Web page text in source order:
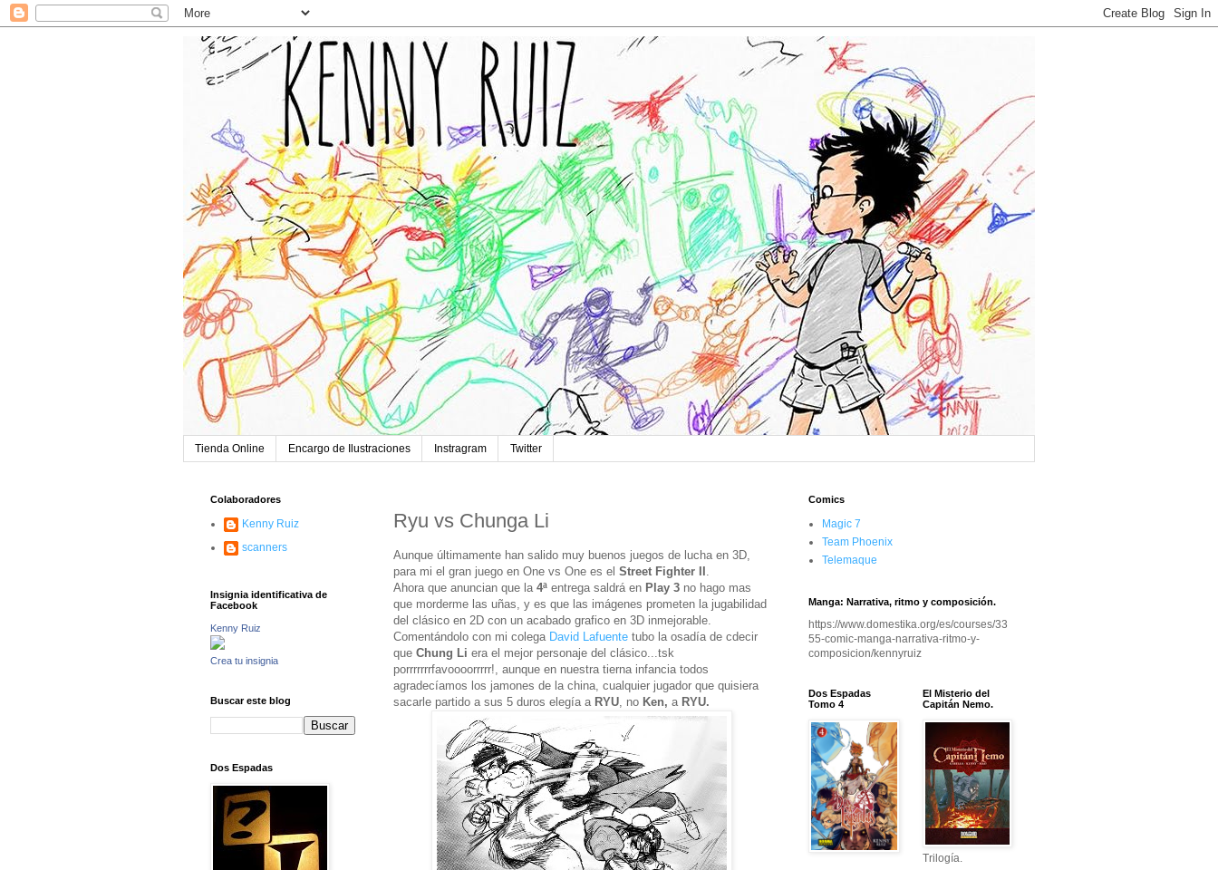
Tienda Online Encargo de Ilustraciones Instragram Twitter
Ryu vs Chunga Li
Aunque últimamente han salido muy buenos juegos de lucha en 3D,
para mi el gran juego en One vs One es el Street Fighter II .
Ahora que anuncian que la 4ª entrega saldrá en Play 3 no hago mas
que morderme las uñas, y es que las imágenes prometen la jugabilidad
del clásico en 2D con un acabado grafico en 3D inmejorable.
Comentándolo con mi colega David Lafuente tubo la osadía de cdecir
que Chung Li era el mejor personaje del clásico...tsk
porrrrrrrfavoooorrrrr!, aunque en nuestra tierna infancia todos
agradecíamos los jamones de la china, cualquier jugador que quisiera
sacarle partido a sus 5 duros elegía a RYU, no Ken, a RYU.
Colaboradores
Kenny Ruiz
scanners
Insignia identificativa de
Facebook
Kenny Ruiz
Crea tu insignia
Buscar este blog
Dos Espadas
Comics
Magic 7
Team Phoenix
Telemaque
Manga: Narrativa, ritmo y composición.
https://www.domestika.org/es/courses/33
55-comic-manga-narrativa-ritmo-y-
composicion/kennyruiz
Dos Espadas
Tomo 4
El Misterio del
Capitán Nemo.
Trilogía.